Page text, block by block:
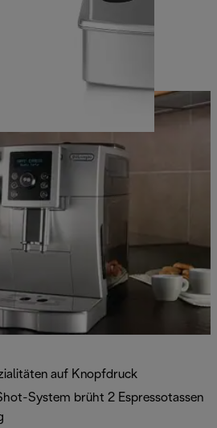
auf Knopfdruck
System brüht 2 Espressotassen